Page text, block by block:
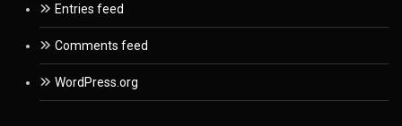
Entries feed
Comments feed
WordPress.org